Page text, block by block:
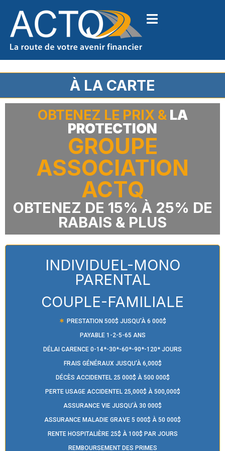
À LA CARTE
OBTENEZ LE PRIX & LA
PROTECTION
GROUPE
ASSOCIATION
ACTQ
OBTENEZ DE 15% À 25% DE
RABAIS & PLUS
INDIVIDUEL-MONO
PARENTAL
COUPLE-FAMILIALE
PRESTATION 500$ JUSQU'À 6 000$
PAYABLE 1-2-5-65 ANS
DÉLAI CARENCE 0-14*-30*-60*-90*-120* JOURS
FRAIS GÉNÉRAUX JUSQU'À 6,000$
DÉCÈS ACCIDENTEL 25 000$ À 500 000$
PERTE USAGE ACCIDENTEL 25,000$ À 500,000$
ASSURANCE VIE JUSQU'À 30 000$
ASSURANCE MALADIE GRAVE 5 000$ À 50 000$
RENTE HOSPITALIÈRE 25$ À 100$ PAR JOURS
REMBOURSEMENT DES PRIMES